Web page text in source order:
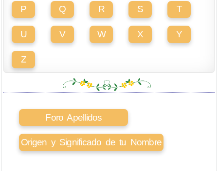
P Q R S T
U V W X Y
Z
Foro Apellidos
Origen y Significado de tu Nombre